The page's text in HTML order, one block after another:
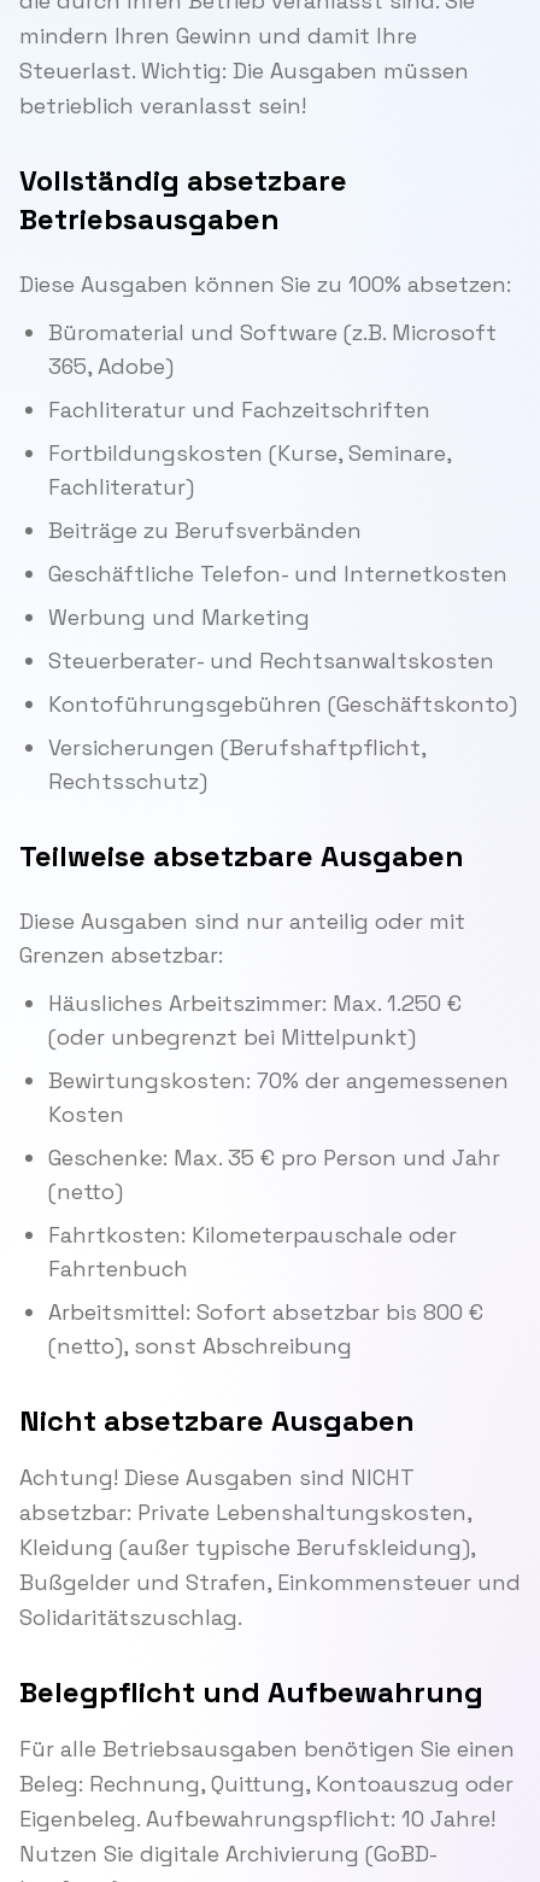
mindern Ihren Gewinn und damit Ihre
Steuerlast. Wichtig: Die Ausgaben müssen
betrieblich veranlasst sein!
Vollständig absetzbare
Betriebsausgaben
Diese Ausgaben können Sie zu 100% absetzen:
Büromaterial und Software (z.B. Microsoft
365, Adobe)
Fachliteratur und Fachzeitschriften
Fortbildungskosten (Kurse, Seminare,
Fachliteratur)
Beiträge zu Berufsverbänden
Geschäftliche Telefon- und Internetkosten
Werbung und Marketing
Steuerberater- und Rechtsanwaltskosten
Kontoführungsgebühren (Geschäftskonto)
Versicherungen (Berufshaftpflicht,
Rechtsschutz)
Teilweise absetzbare Ausgaben
Diese Ausgaben sind nur anteilig oder mit
Grenzen absetzbar:
Häusliches Arbeitszimmer: Max. 1.250 €
(oder unbegrenzt bei Mittelpunkt)
Bewirtungskosten: 70% der angemessenen
Kosten
Geschenke: Max. 35 € pro Person und Jahr
(netto)
Fahrtkosten: Kilometerpauschale oder
Fahrtenbuch
Arbeitsmittel: Sofort absetzbar bis 800 €
(netto), sonst Abschreibung
Nicht absetzbare Ausgaben
Achtung! Diese Ausgaben sind NICHT
absetzbar: Private Lebenshaltungskosten,
Kleidung (außer typische Berufskleidung),
Bußgelder und Strafen, Einkommensteuer und
Solidaritätszuschlag.
Belegpflicht und Aufbewahrung
Für alle Betriebsausgaben benötigen Sie einen
Beleg: Rechnung, Quittung, Kontoauszug oder
Eigenbeleg. Aufbewahrungspflicht: 10 Jahre!
Nutzen Sie digitale Archivierung (GoBD-